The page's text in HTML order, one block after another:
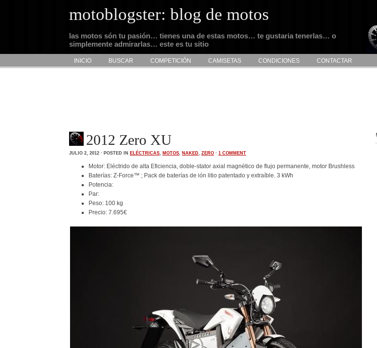
motoblogster: blog de motos
las motos són tu pasión… tienes una de estas motos… te gustaria tenerlas… o
simplemente admirarlas… este es tu sitio
INICIO BUSCAR COMPETICIÓN CAMISETAS CONDICIONES CONTACTAR
2012 Zero XU
JULIO 2, 2012 · POSTED IN ELÉCTRICAS, MOTOS, NAKED, ZERO · 1 COMMENT
Motor: Eléctrido de alta Eficiencia, doble-stator axial magnético de flujo permanente, motor Brushless
Baterías: Z-Force™ ; Pack de baterías de ión litio patentado y extraíble. 3 kWh
Potencia:
Par:
Peso: 100 kg
Precio: 7.695€